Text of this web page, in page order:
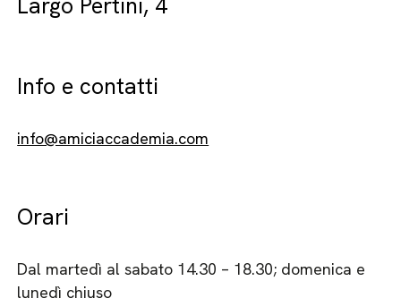
Info e contatti
info@amiciaccademia.com
Orari
Dal martedì al sabato 14.30 – 18.30; domenica e
lunedì chiuso